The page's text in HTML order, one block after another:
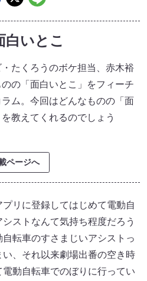
白いとこ
・たくろうのボケ担当、赤木裕
の「面白いとこ」をフィーチ
ラム。今回はどんなものの「面
教えてくれるのでしょう
ページへ
リに登録してはじめて電動自
ストなんて気持ち程度だろう
転車のすさまじいアシストっ
、それ以来劇場出番の空き時
動自転車でのぼりに行ってい